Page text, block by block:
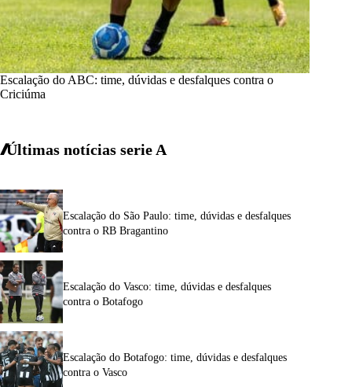
Escalação do ABC: time, dúvidas e desfalques contra o
Criciúma
Últimas notícias serie A
Escalação do São Paulo: time, dúvidas e desfalques
contra o RB Bragantino
Escalação do Vasco: time, dúvidas e desfalques
contra o Botafogo
Escalação do Botafogo: time, dúvidas e desfalques
contra o Vasco